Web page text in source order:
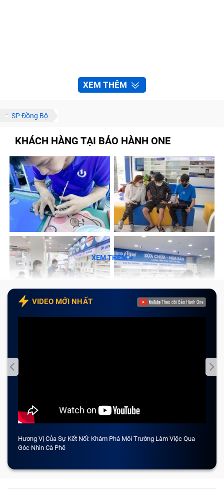
XEM THÊM
SP Đồng Bộ
KHÁCH HÀNG TẠI BẢO HÀNH ONE
XEM THÊM
VIDEO MỚI NHẤT
Hương Vị Của Sự Kết Nối: Khám Phá Môi Trường Làm Việc Qua
Góc Nhìn Cà Phê